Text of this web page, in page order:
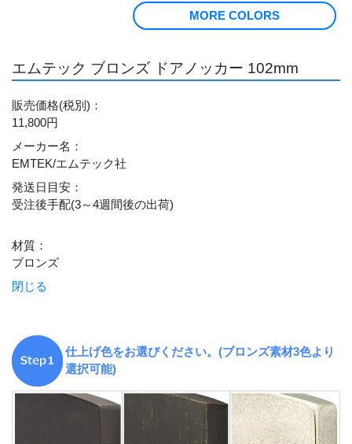
MORE COLORS
エムテック ブロンズ ドアノッカー 102mm
販売価格(税別) ：
11,800円
メーカー名 ：
EMTEK/エムテック社
発送日目安 ：
受注後手配(3～4週間後の出荷)
材質 ：
ブロンズ
閉じる
仕上げ色をお選びください。(ブロンズ素材3色より
選択可能)